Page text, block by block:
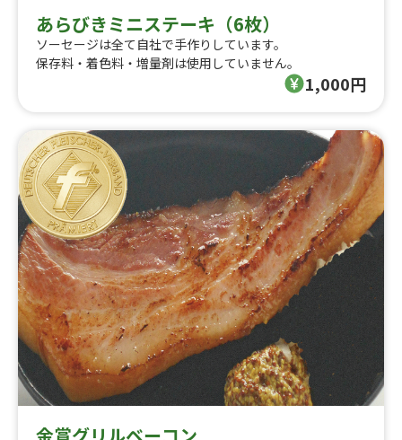
あらびきミニステーキ（6枚）
ソーセージは全て自社で手作りしています。
保存料・着色料・増量剤は使用していません。
1,000円
金賞グリルベーコン